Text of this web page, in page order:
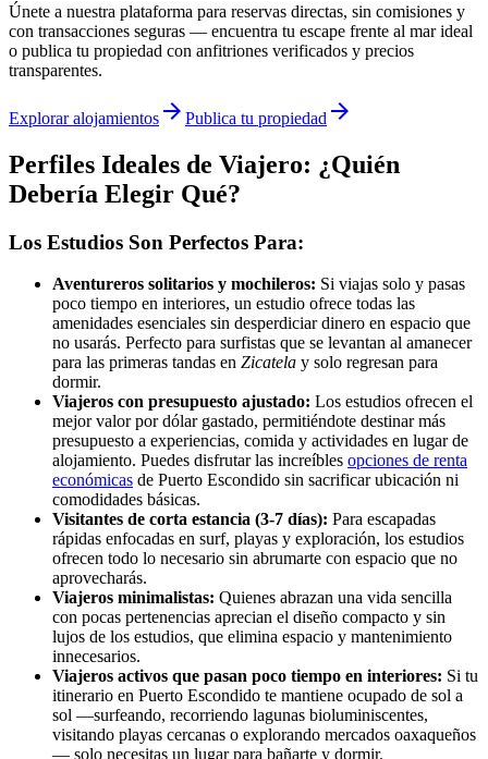
Únete a nuestra plataforma para reservas directas, sin comisiones y
con transacciones seguras — encuentra tu escape frente al mar ideal
o publica tu propiedad con anfitriones verificados y precios
transparentes.
Explorar alojamientos arrow_forward Publica tu propiedad arrow_forward
Perfiles Ideales de Viajero: ¿Quién
Debería Elegir Qué?
Los Estudios Son Perfectos Para:
Aventureros solitarios y mochileros: Si viajas solo y pasas
poco tiempo en interiores, un estudio ofrece todas las
amenidades esenciales sin desperdiciar dinero en espacio que
no usarás. Perfecto para surfistas que se levantan al amanecer
para las primeras tandas en Zicatela y solo regresan para
dormir.
Viajeros con presupuesto ajustado: Los estudios ofrecen el
mejor valor por dólar gastado, permitiéndote destinar más
presupuesto a experiencias, comida y actividades en lugar de
alojamiento. Puedes disfrutar las increíbles opciones de renta
económicas de Puerto Escondido sin sacrificar ubicación ni
comodidades básicas.
Visitantes de corta estancia (3-7 días): Para escapadas
rápidas enfocadas en surf, playas y exploración, los estudios
ofrecen todo lo necesario sin abrumarte con espacio que no
aprovecharás.
Viajeros minimalistas: Quienes abrazan una vida sencilla
con pocas pertenencias aprecian el diseño compacto y sin
lujos de los estudios, que elimina espacio y mantenimiento
innecesarios.
Viajeros activos que pasan poco tiempo en interiores: Si tu
itinerario en Puerto Escondido te mantiene ocupado de sol a
sol —surfeando, recorriendo lagunas bioluminiscentes,
visitando playas cercanas o explorando mercados oaxaqueños
— solo necesitas un lugar para bañarte y dormir.